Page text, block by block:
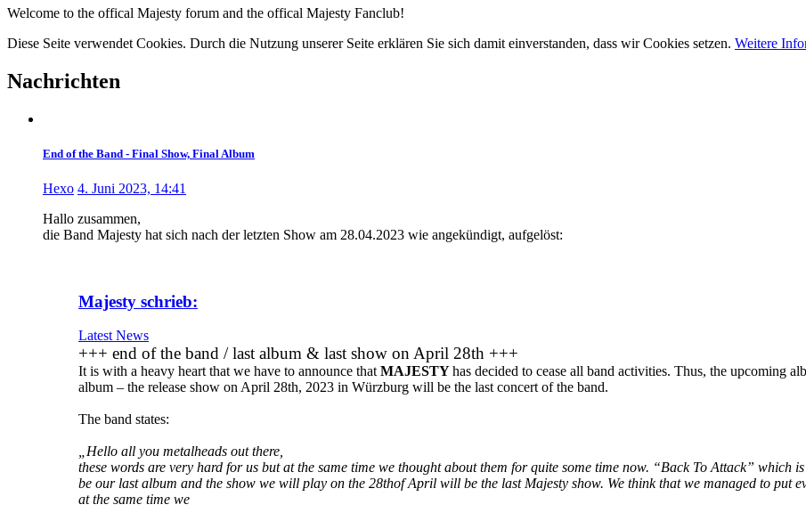
Welcome to the offical Majesty forum and the offical Majesty Fanclub!
Diese Seite verwendet Cookies. Durch die Nutzung unserer Seite erklären Sie sich damit einverstanden, dass wir Cookies setzen. Weitere
Nachrichten
End of the Band - Final Show, Final Album
Hexo 4. Juni 2023, 14:41
Hallo zusammen,
die Band Majesty hat sich nach der letzten Show am 28.04.2023 wie angekündigt, aufgelöst:
Majesty schrieb:
Latest News
+++ end of the band / last album & last show on April 28th +++
It is with a heavy heart that we have to announce thatMAJESTYhas decided to cease all band activities. Thus, the upcoming
album – the release show on April 28th, 2023 in Würzburg will be the last concert of the band.
The band states:
„Hello all you metalheads out there,
these words are very hard for us but at the same time we thought about them for quite some time now. “Back To Attack”
be our last album and the show we will play on the 28thof April will be the last Majesty show. We think that we managed to put
at the same time we